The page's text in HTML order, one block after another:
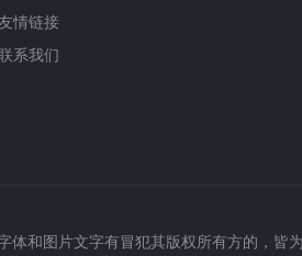
情链接
系我们
和图片文字有冒犯其版权所有方的，